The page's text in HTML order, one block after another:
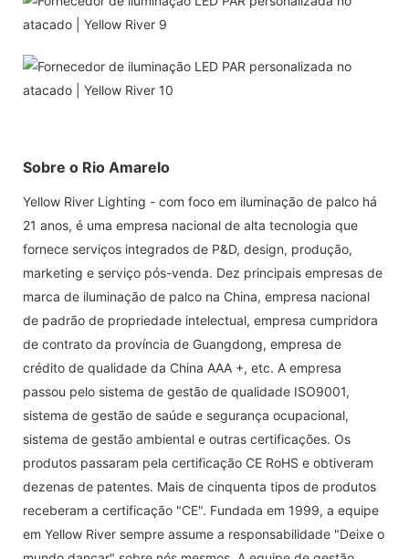
Sobre o Rio Amarelo
Yellow River Lighting - com foco em iluminação de palco há
21 anos, é uma empresa nacional de alta tecnologia que
fornece serviços integrados de P&D, design, produção,
marketing e serviço pós-venda. Dez principais empresas de
marca de iluminação de palco na China, empresa nacional
de padrão de propriedade intelectual, empresa cumpridora
de contrato da província de Guangdong, empresa de
crédito de qualidade da China AAA +, etc. A empresa
passou pelo sistema de gestão de qualidade ISO9001,
sistema de gestão de saúde e segurança ocupacional,
sistema de gestão ambiental e outras certificações. Os
produtos passaram pela certificação CE RoHS e obtiveram
dezenas de patentes. Mais de cinquenta tipos de produtos
receberam a certificação "CE". Fundada em 1999, a equipe
em Yellow River sempre assume a responsabilidade "Deixe o